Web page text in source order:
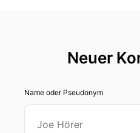
Neuer
Name oder Pseudonym